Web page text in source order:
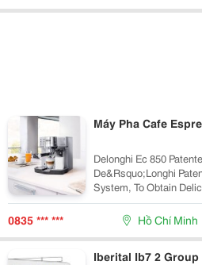
Máy Pha Cafe
Delonghi Ec 850 Patented Automatic Cappuccino
De&Rsquo;Longhi
System, To Obtain
Macchiato&Rdquo;.
Use, The Milk Carafe Can
0835 *** *** Hồ Chí Minh
Iberital Ib7 2